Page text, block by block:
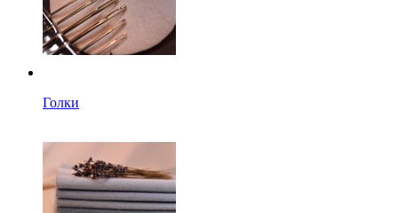
Голки